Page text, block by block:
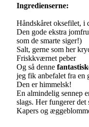
Ingredienserne:
Håndskåret oksefilet,
Den gode ekstra
som de smarte siger!)
Salt, gerne som her
Friskkværnet peber
Og så denne
jeg fik anbefalet fra en
Den er himmelsk!
En almindelig sennep
slags. Her fungerer det
Kapers og